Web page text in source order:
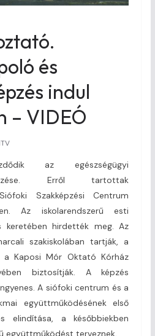
és
indul
– VIDEÓ
az egészségügyi
Erről tartottak
Szakképzési Centrum
Az iskolarendszerű esti
keretében hirdették meg. Az
szakiskolában tartják, a
a Kaposi Mór Oktató Kórház
biztosítják. A képzés
A siófoki centrum és a
együttműködésének első
elindítása, a későbbiekben
együttműködést terveznek.